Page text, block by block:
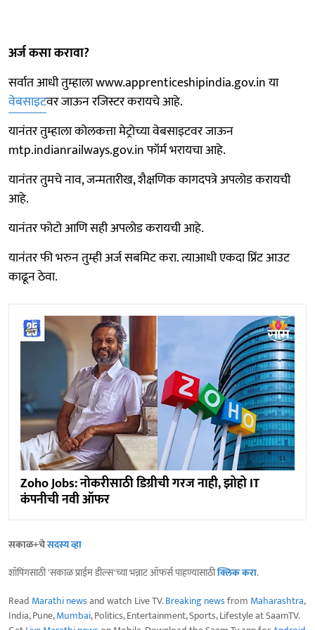
अर्ज कसा करावा?
सर्वात आधी तुम्हाला www.apprenticeshipindia.gov.in या
वेबसाइटवर जाऊन रजिस्टर करायचे आहे.
यानंतर तुम्हाला कोलकत्ता मेट्रोच्या वेबसाइटवर जाऊन
mtp.indianrailways.gov.in फॉर्म भरायचा आहे.
यानंतर तुमचे नाव, जन्मतारीख, शैक्षणिक कागदपत्रे अपलोड करायची
आहे.
यानंतर फोटो आणि सही अपलोड करायची आहे.
यानंतर फी भरुन तुम्ही अर्ज सबमिट करा. त्याआधी एकदा प्रिंट आउट
काढून ठेवा.
Zoho Jobs: नोकरीसाठी डिग्रीची गरज नाही, झोहो IT
कंपनीची नवी ऑफर
सकाळ+चेसदस्य व्हा
शॉपिंगसाठी 'सकाळ प्राईम डील्स'च्या भन्नाट ऑफर्स पाहण्यासाठीक्लिक करा.
Read Marathi newsand watch Live TV.Breaking newsfrom Maharashtra,
India, Pune,Mumbai, Politics, Entertainment, Sports, Lifestyle at SaamTV.